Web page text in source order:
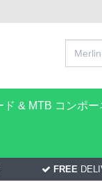
ド & MTB コンポ
FREE